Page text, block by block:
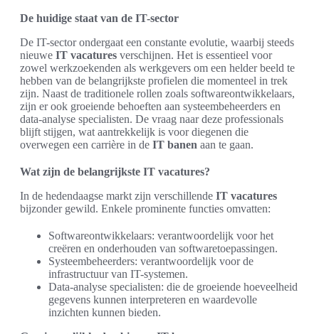
De huidige staat van de IT-sector
De IT-sector ondergaat een constante evolutie, waarbij steeds
nieuwe IT vacatures verschijnen. Het is essentieel voor
zowel werkzoekenden als werkgevers om een helder beeld te
hebben van de belangrijkste profielen die momenteel in trek
zijn. Naast de traditionele rollen zoals softwareontwikkelaars,
zijn er ook groeiende behoeften aan systeembeheerders en
data-analyse specialisten. De vraag naar deze professionals
blijft stijgen, wat aantrekkelijk is voor diegenen die
overwegen een carrière in de IT banen aan te gaan.
Wat zijn de belangrijkste IT vacatures?
In de hedendaagse markt zijn verschillende IT vacatures
bijzonder gewild. Enkele prominente functies omvatten:
Softwareontwikkelaars: verantwoordelijk voor het
creëren en onderhouden van softwaretoepassingen.
Systeembeheerders: verantwoordelijk voor de
infrastructuur van IT-systemen.
Data-analyse specialisten: die de groeiende hoeveelheid
gegevens kunnen interpreteren en waardevolle
inzichten kunnen bieden.